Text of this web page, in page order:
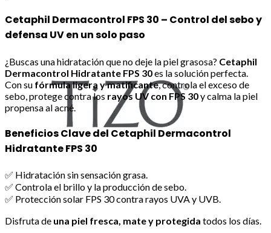
Cetaphil Dermacontrol FPS 30 – Control del sebo y
defensa UV en un solo paso
¿Buscas una hidratación que no deje la piel grasosa? Cetaphil
Dermacontrol Hidratante FPS 30es la solución perfecta.
Con su fórmula ligera y matificante, controla el exceso de
sebo, protege contra los rayos UV con FPS 30y calma la piel
propensa al acné.
Beneficios Clave del Cetaphil Dermacontrol
Hidratante FPS 30
✅ Hidratación sin sensación grasa.
✅ Controla el brillo y la producción de sebo.
✅ Protección solar FPS 30 contra rayos UVA y UVB.
Disfruta de una piel fresca, mate y protegida todos los días.